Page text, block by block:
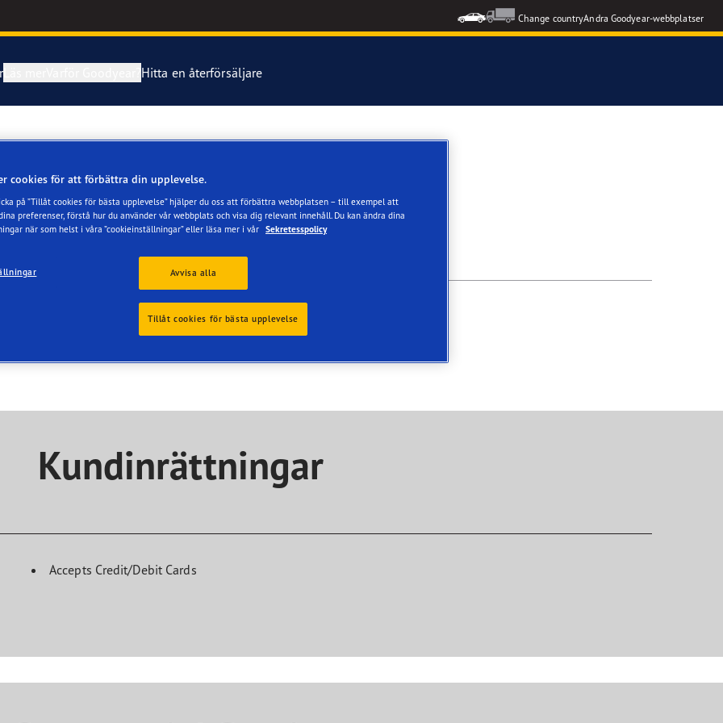
Change countryAndra Goodyear-webbplatser
Läs mer
om dina däck
byt dina däck
Eagle F1 SuperSport
Performance 2
F1 Asymmetric 6
Performance 3
Eagle-däck
Hitta en återförsäljare
Kundinrättningar
Accepts Credit/Debit Cards
cookies för att förbättra din upplevelse.
på ”Tillåt cookies för bästa upplevelse” hjälper du oss att förbättra webbplatsen – till exempel att
preferenser, förstå hur du använder vår webbplats och visa dig relevant innehåll. Du kan ändra dina
när som helst i våra ”cookieinställningar” eller läsa mer i vår Sekretesspolicy
Avvisa alla
Tillåt cookies för bästa upplevelse